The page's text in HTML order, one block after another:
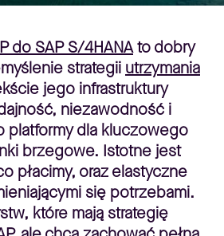
do SAP S/4HANAto dobry
strategii utrzymania
jego infrastruktury
niezawodność i
dla kluczowego
brzegowe. Istotne jest
płacimy, oraz elastyczne
się potrzebami.
które mają strategię